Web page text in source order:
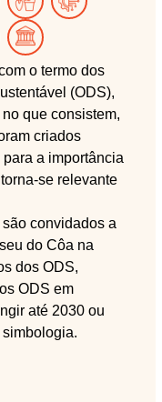
o termo dos
(ODS),
que consistem,
criados
a importância
se relevante
convidados a
do Côa na
dos ODS,
ODS em
até 2030 ou